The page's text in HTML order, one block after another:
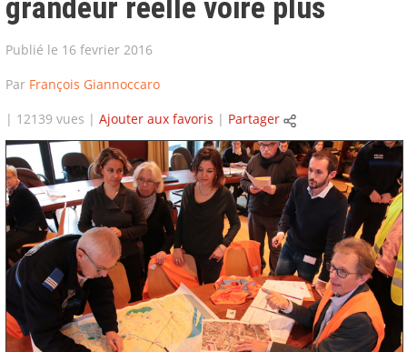
Publié le 16 fevrier 2016
Par François Giannoccaro
| 12139 vues | Ajouter aux favoris | Partager